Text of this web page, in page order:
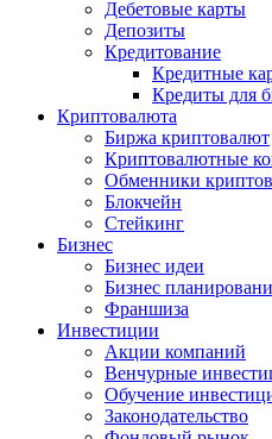
Дебетовые карты
Депозиты
Кредитование
Кредитные
Кредиты для
Криптовалюта
Биржа криптовалют
Криптовалютные
Обменники
Блокчейн
Стейкинг
Бизнес
Бизнес идеи
Бизнес
Франшиза
Инвестиции
Акции компаний
Венчурные
Обучение
Законодательство